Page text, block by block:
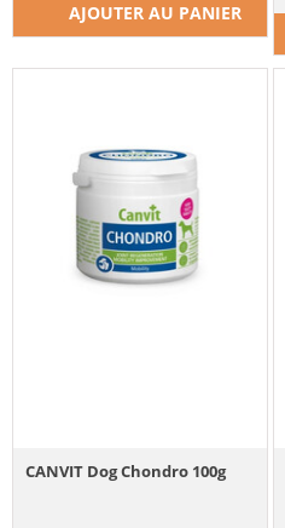
AJOUTER AU PANIER
CANVIT Dog Chondro 100g